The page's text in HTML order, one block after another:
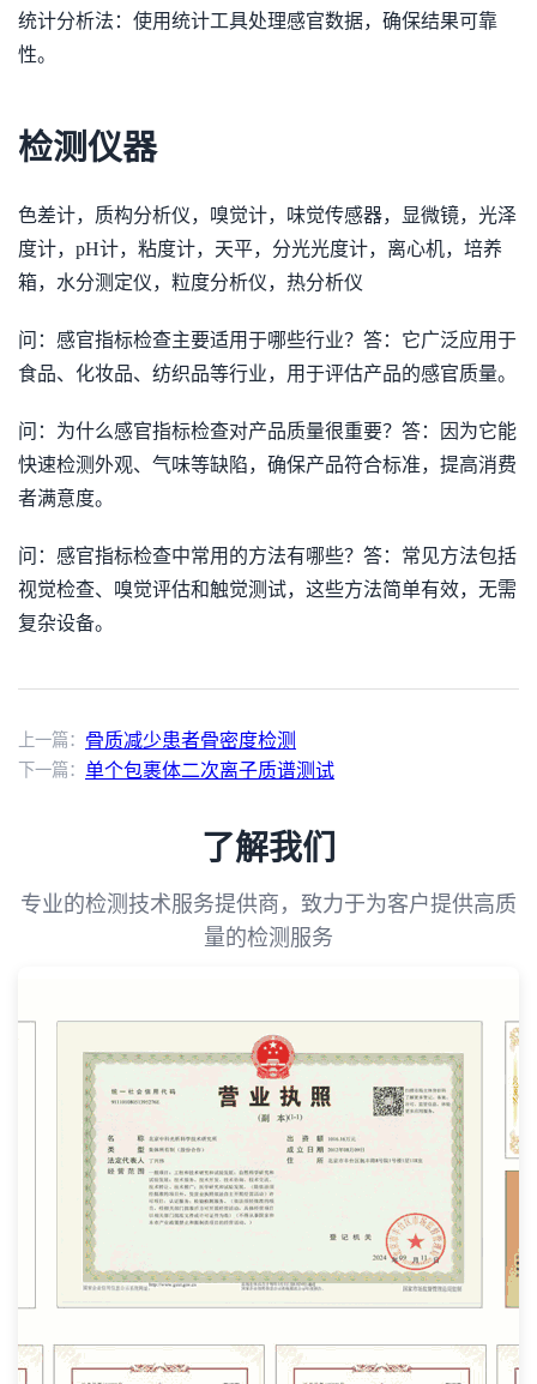
统计分析法：使用统计工具处理感官数据，确保结果可靠
性。
检测仪器
色差计，质构分析仪，嗅觉计，味觉传感器，显微镜，光泽
度计，pH计，粘度计，天平，分光光度计，离心机，培养
箱，水分测定仪，粒度分析仪，热分析仪
问：感官指标检查主要适用于哪些行业？答：它广泛应用于
食品、化妆品、纺织品等行业，用于评估产品的感官质量。
问：为什么感官指标检查对产品质量很重要？答：因为它能
快速检测外观、气味等缺陷，确保产品符合标准，提高消费
者满意度。
问：感官指标检查中常用的方法有哪些？答：常见方法包括
视觉检查、嗅觉评估和触觉测试，这些方法简单有效，无需
复杂设备。
上一篇： 骨质减少患者骨密度检测
下一篇： 单个包裹体二次离子质谱测试
了解我们
专业的检测技术服务提供商，致力于为客户提供高质
量的检测服务